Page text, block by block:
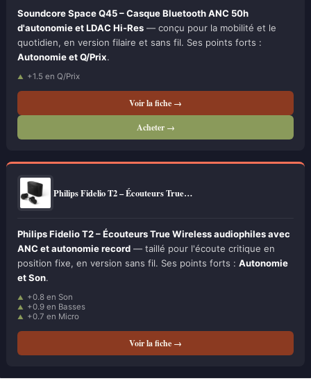
Soundcore Space Q45 – Casque Bluetooth ANC 50h
d'autonomie et LDAC Hi-Res — conçu pour la mobilité et le
quotidien, en version filaire et sans fil. Ses points forts :
Autonomie et Q/Prix.
+1.5 en Q/Prix
Voir la fiche →
Acheter →
Philips Fidelio T2 – Écouteurs True…
Philips Fidelio T2 – Écouteurs True Wireless audiophiles avec
ANC et autonomie record — taillé pour l'écoute critique en
position fixe, en version sans fil. Ses points forts : Autonomie
et Son.
+0.8 en Son
+0.9 en Basses
+0.7 en Micro
Voir la fiche →